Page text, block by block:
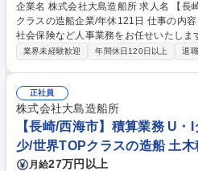
企業名 株式会社大島造船所 求人名 【長崎/西海市】人事職/国内外でトップ
クラスの造船企業/年休121日 仕事の内容 当社大島工場にて、給与計算・
社会保険など人事業務をお任せいたし
会保険手続き自体はアウトソースしてお
とそれに伴う組織強化のために採用を行
市内からであれば、佐世保駅裏の佐世保
まで通勤可能です。高速船の定期券は会
社までは徒歩15分、自転車で5分です。 募集職種 【長崎/西海市】人事職/
国内外でトップクラスの造船企業/年休
業界未経験歓迎 年間休日120日以上 退
正社員
株式会社大島造船所
【長崎/西海市】積算業務 U
少/世界TOPクラスの造船 土木
月給27万円以上